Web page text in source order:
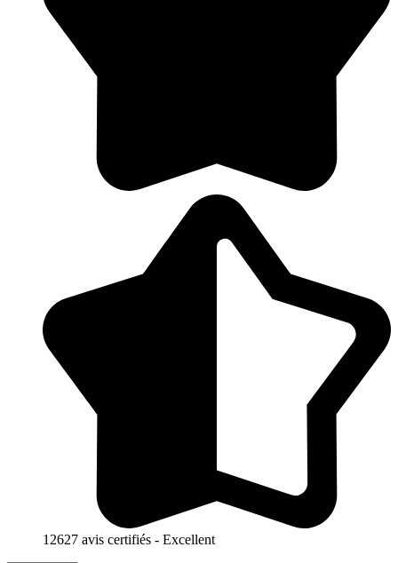
12627 avis certifiés - Excellent